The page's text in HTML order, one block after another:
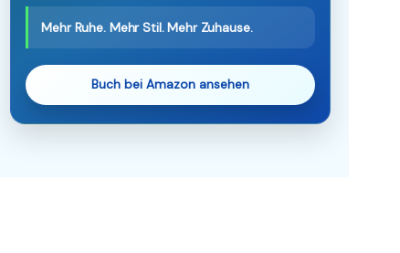
Mehr Ruhe. Mehr Stil. Mehr Zuhause.
Buch bei Amazon ansehen